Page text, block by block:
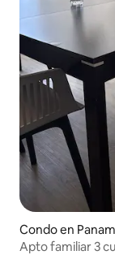
Condo en
Apto familiar 3